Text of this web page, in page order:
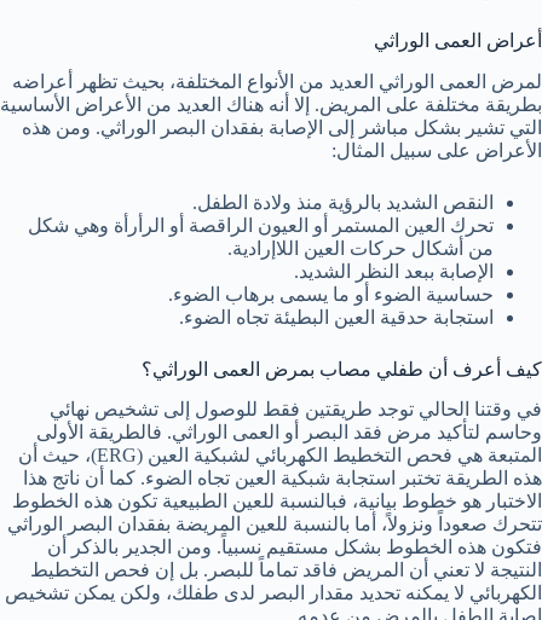
أعراض العمى الوراثي
لمرض العمى الوراثي العديد من الأنواع المختلفة، بحيث تظهر أعراضه
بطريقة مختلفة على المريض. إلا أنه هناك العديد من الأعراض الأساسية
التي تشير بشكل مباشر إلى الإصابة بفقدان البصر الوراثي. ومن هذه
الأعراض على سبيل المثال:
النقص الشديد بالرؤية منذ ولادة الطفل.
تحرك العين المستمر أو العيون الراقصة أو الرأرأة وهي شكل
من أشكال حركات العين اللاإرادية.
الإصابة ببعد النظر الشديد.
حساسية الضوء أو ما يسمى برهاب الضوء.
استجابة حدقية العين البطيئة تجاه الضوء.
كيف أعرف أن طفلي مصاب بمرض العمى الوراثي؟
في وقتنا الحالي توجد طريقتين فقط للوصول إلى تشخيص نهائي
وحاسم لتأكيد مرض فقد البصر أو العمى الوراثي. فالطريقة الأولى
المتبعة هي فحص التخطيط الكهربائي لشبكية العين (ERG)، حيث أن
هذه الطريقة تختبر استجابة شبكية العين تجاه الضوء. كما أن ناتج هذا
الاختبار هو خطوط بيانية، فبالنسبة للعين الطبيعية تكون هذه الخطوط
تتحرك صعوداً ونزولاً، أما بالنسبة للعين المريضة بفقدان البصر الوراثي
فتكون هذه الخطوط بشكل مستقيم نسبياً. ومن الجدير بالذكر أن
النتيجة لا تعني أن المريض فاقد تماماً للبصر. بل إن فحص التخطيط
الكهربائي لا يمكنه تحديد مقدار البصر لدى طفلك، ولكن يمكن تشخيص